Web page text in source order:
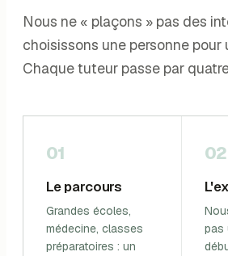
Nous ne « plaçons » pas des
choisissons une personne pour
Chaque tuteur passe par
01
Le parcours
Grandes écoles,
médecine, classes
préparatoires : un
02
pas